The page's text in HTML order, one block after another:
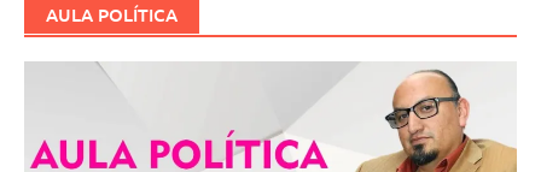
AULA POLÍTICA